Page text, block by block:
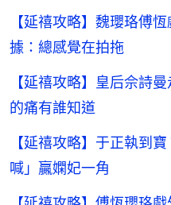
【延禧攻略】魏瓔珞傅
據：總感覺在拍拖
【延禧攻略】皇后佘詩
的痛有誰知道
【延禧攻略】于正執到
喊」贏嫻妃一角